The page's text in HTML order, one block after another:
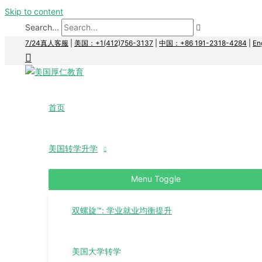
Skip to content
Search...
7/24真人客服 美国：+1(412)756-3137 中国：+86 191-2318-4284
首页
美国转学升学
Menu Toggle
双螺旋™: 学业就业均衡提升
美国大学转学